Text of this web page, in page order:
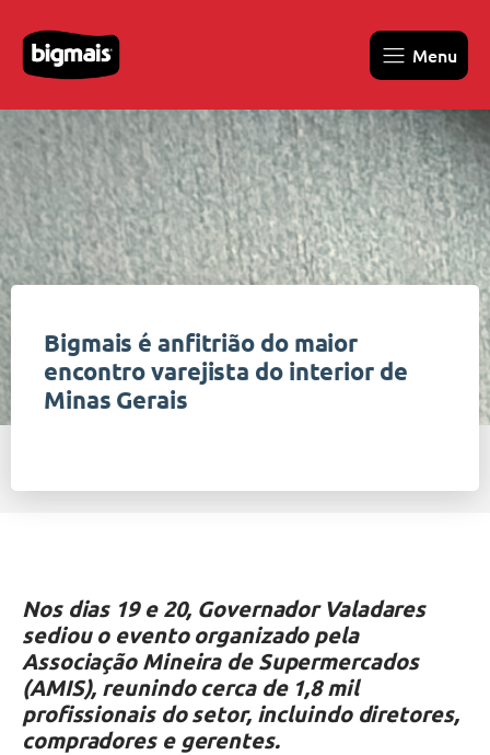
Menu
Bigmais é anfitrião do maior
encontro varejista do interior de
Minas Gerais
Nos dias 19 e 20, Governador Valadares
sediou o evento organizado pela
Associação Mineira de Supermercados
(AMIS), reunindo cerca de 1,8 mil
profissionais do setor, incluindo diretores,
compradores e gerentes.